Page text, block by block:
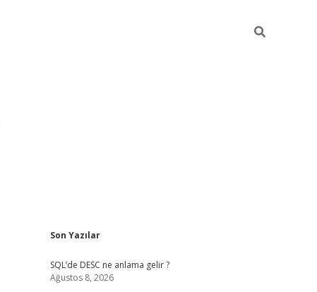
Sidebar
Son Yazılar
SQL’de DESC ne anlama gelir ?
Ağustos 8, 2026